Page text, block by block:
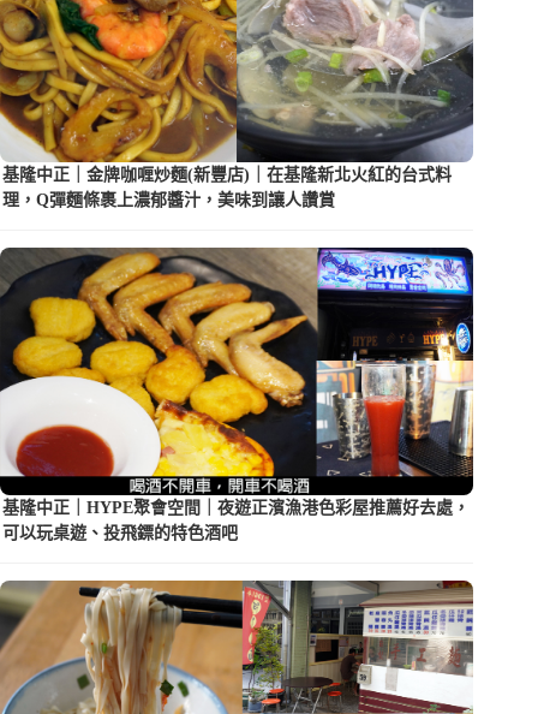
基隆中正｜金牌咖喱炒麵(新豐店)｜在基隆新北火紅的台式料
理，Q彈麵條裹上濃郁醬汁，美味到讓人讚賞
基隆中正｜HYPE聚會空間｜夜遊正濱漁港色彩屋推薦好去處，
可以玩桌遊、投飛鏢的特色酒吧